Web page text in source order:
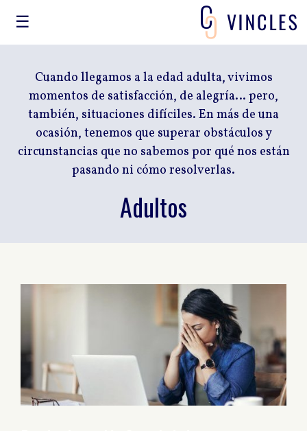
☰
Cuando llegamos a la edad adulta, vivimos
momentos de satisfacción, de alegría… pero,
también, situaciones difíciles. En más de una
ocasión, tenemos que superar obstáculos y
circunstancias que no sabemos por qué nos están
pasando ni cómo resolverlas.
Adultos